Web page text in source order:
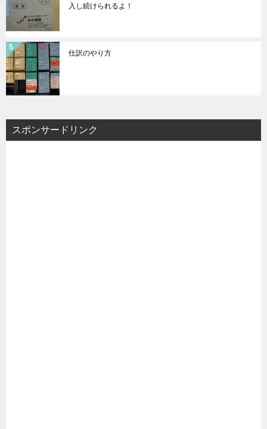
入し続けられるよ！
仕訳のやり方
スポンサードリンク